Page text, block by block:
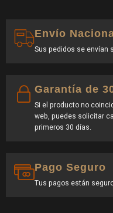
Envío
Sus pedidos se envían
Garantía de
Si el producto no
web, puedes solicitar
primeros 30 días.
Pago Seguro
Tus pagos están